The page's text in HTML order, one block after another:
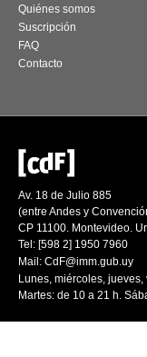
Quiénes somos
Suscripción
FAQ
Contacto
Av. 18 de Julio 885
(entre Andes y
CP 11100. Montevideo.
Tel: [598 2] 1950 7960
Mail: CdF@imm.gub.uy
Lunes, miércoles,
Martes: de 10 a 21 h.